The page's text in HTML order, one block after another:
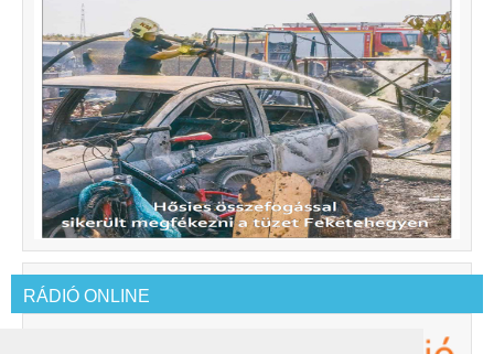
RÁDIÓ ONLINE